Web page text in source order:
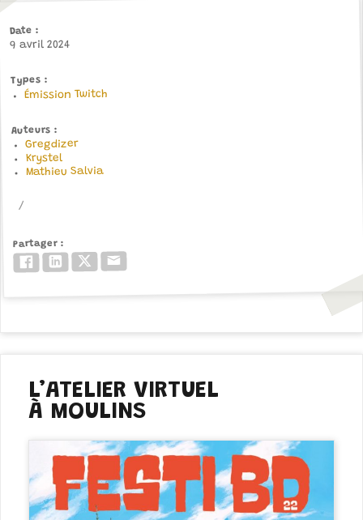
Date
9 avril 2024
Types
Émission Twitch
Auteurs
Gregdizer
Krystel
Mathieu Salvia
Partager
FacebookLinkedInTwitter/X
L’ATELIER VIRTUEL
À MOULINS